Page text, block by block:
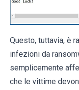
Questo, tuttavia, è
infezioni da
semplicemente
che le vittime